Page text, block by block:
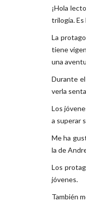
¡Hola
trilogía. Es
La
tiene
una
Durante
verla
Los
a superar
Me ha
la de
Los
jóvenes.
También